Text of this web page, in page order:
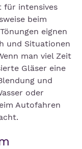
für intensives
beim
eignen
und Situationen
man viel Zeit
Gläser eine
und
oder
Autofahren